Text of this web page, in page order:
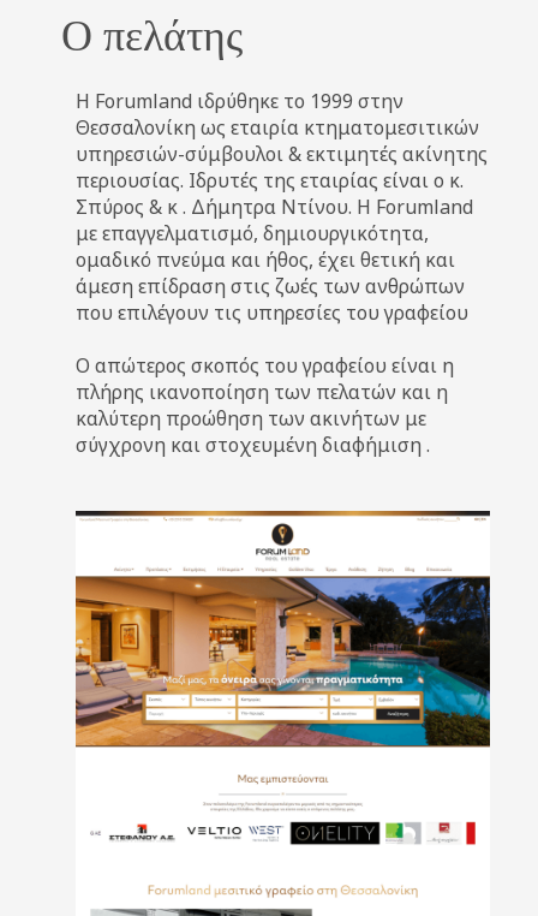
Ο πελάτης
H Forumland ιδρύθηκε το 1999 στην
Θεσσαλονίκη ως εταιρία κτηματομεσιτικών
υπηρεσιών-σύμβουλοι & εκτιμητές ακίνητης
περιουσίας. Ιδρυτές της εταιρίας είναι ο κ.
Σπύρος & κ . Δήμητρα Ντίνου. H Forumland
με επαγγελματισμό, δημιουργικότητα,
ομαδικό πνεύμα και ήθος, έχει θετική και
άμεση επίδραση στις ζωές των ανθρώπων
που επιλέγουν τις υπηρεσίες του γραφείου
Ο απώτερος σκοπός του γραφείου είναι η
πλήρης ικανοποίηση των πελατών και η
καλύτερη προώθηση των ακινήτων με
σύγχρονη και στοχευμένη διαφήμιση .